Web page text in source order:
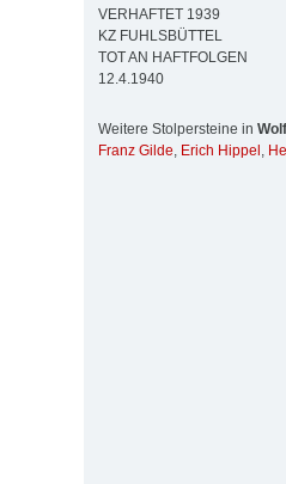
VERHAFTET 1939
KZ FUHLSBÜTTEL
TOT AN HAFTFOLGEN
12.4.1940
Weitere Stolpersteine in
Franz Gilde, Erich Hippel ,